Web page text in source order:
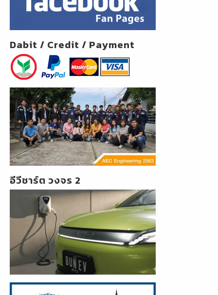
Dabit / Credit / Payment
อีวีชาร์ต วงจร 2